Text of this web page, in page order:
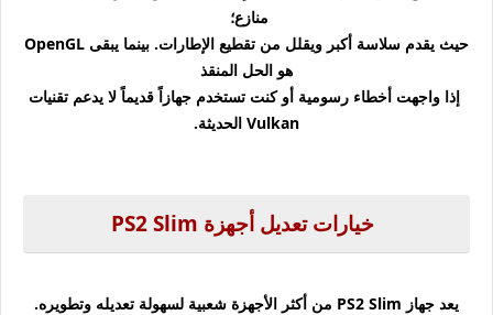
منازع؛
حيث يقدم سلاسة أكبر ويقلل من تقطيع الإطارات. بينما يبقى OpenGL
هو الحل المنقذ
إذا واجهت أخطاء رسومية أو كنت تستخدم جهازاً قديماً لا يدعم تقنيات
Vulkan الحديثة.
خيارات تعديل أجهزة PS2 Slim
يعد جهاز PS2 Slim من أكثر الأجهزة شعبية لسهولة تعديله وتطويره.